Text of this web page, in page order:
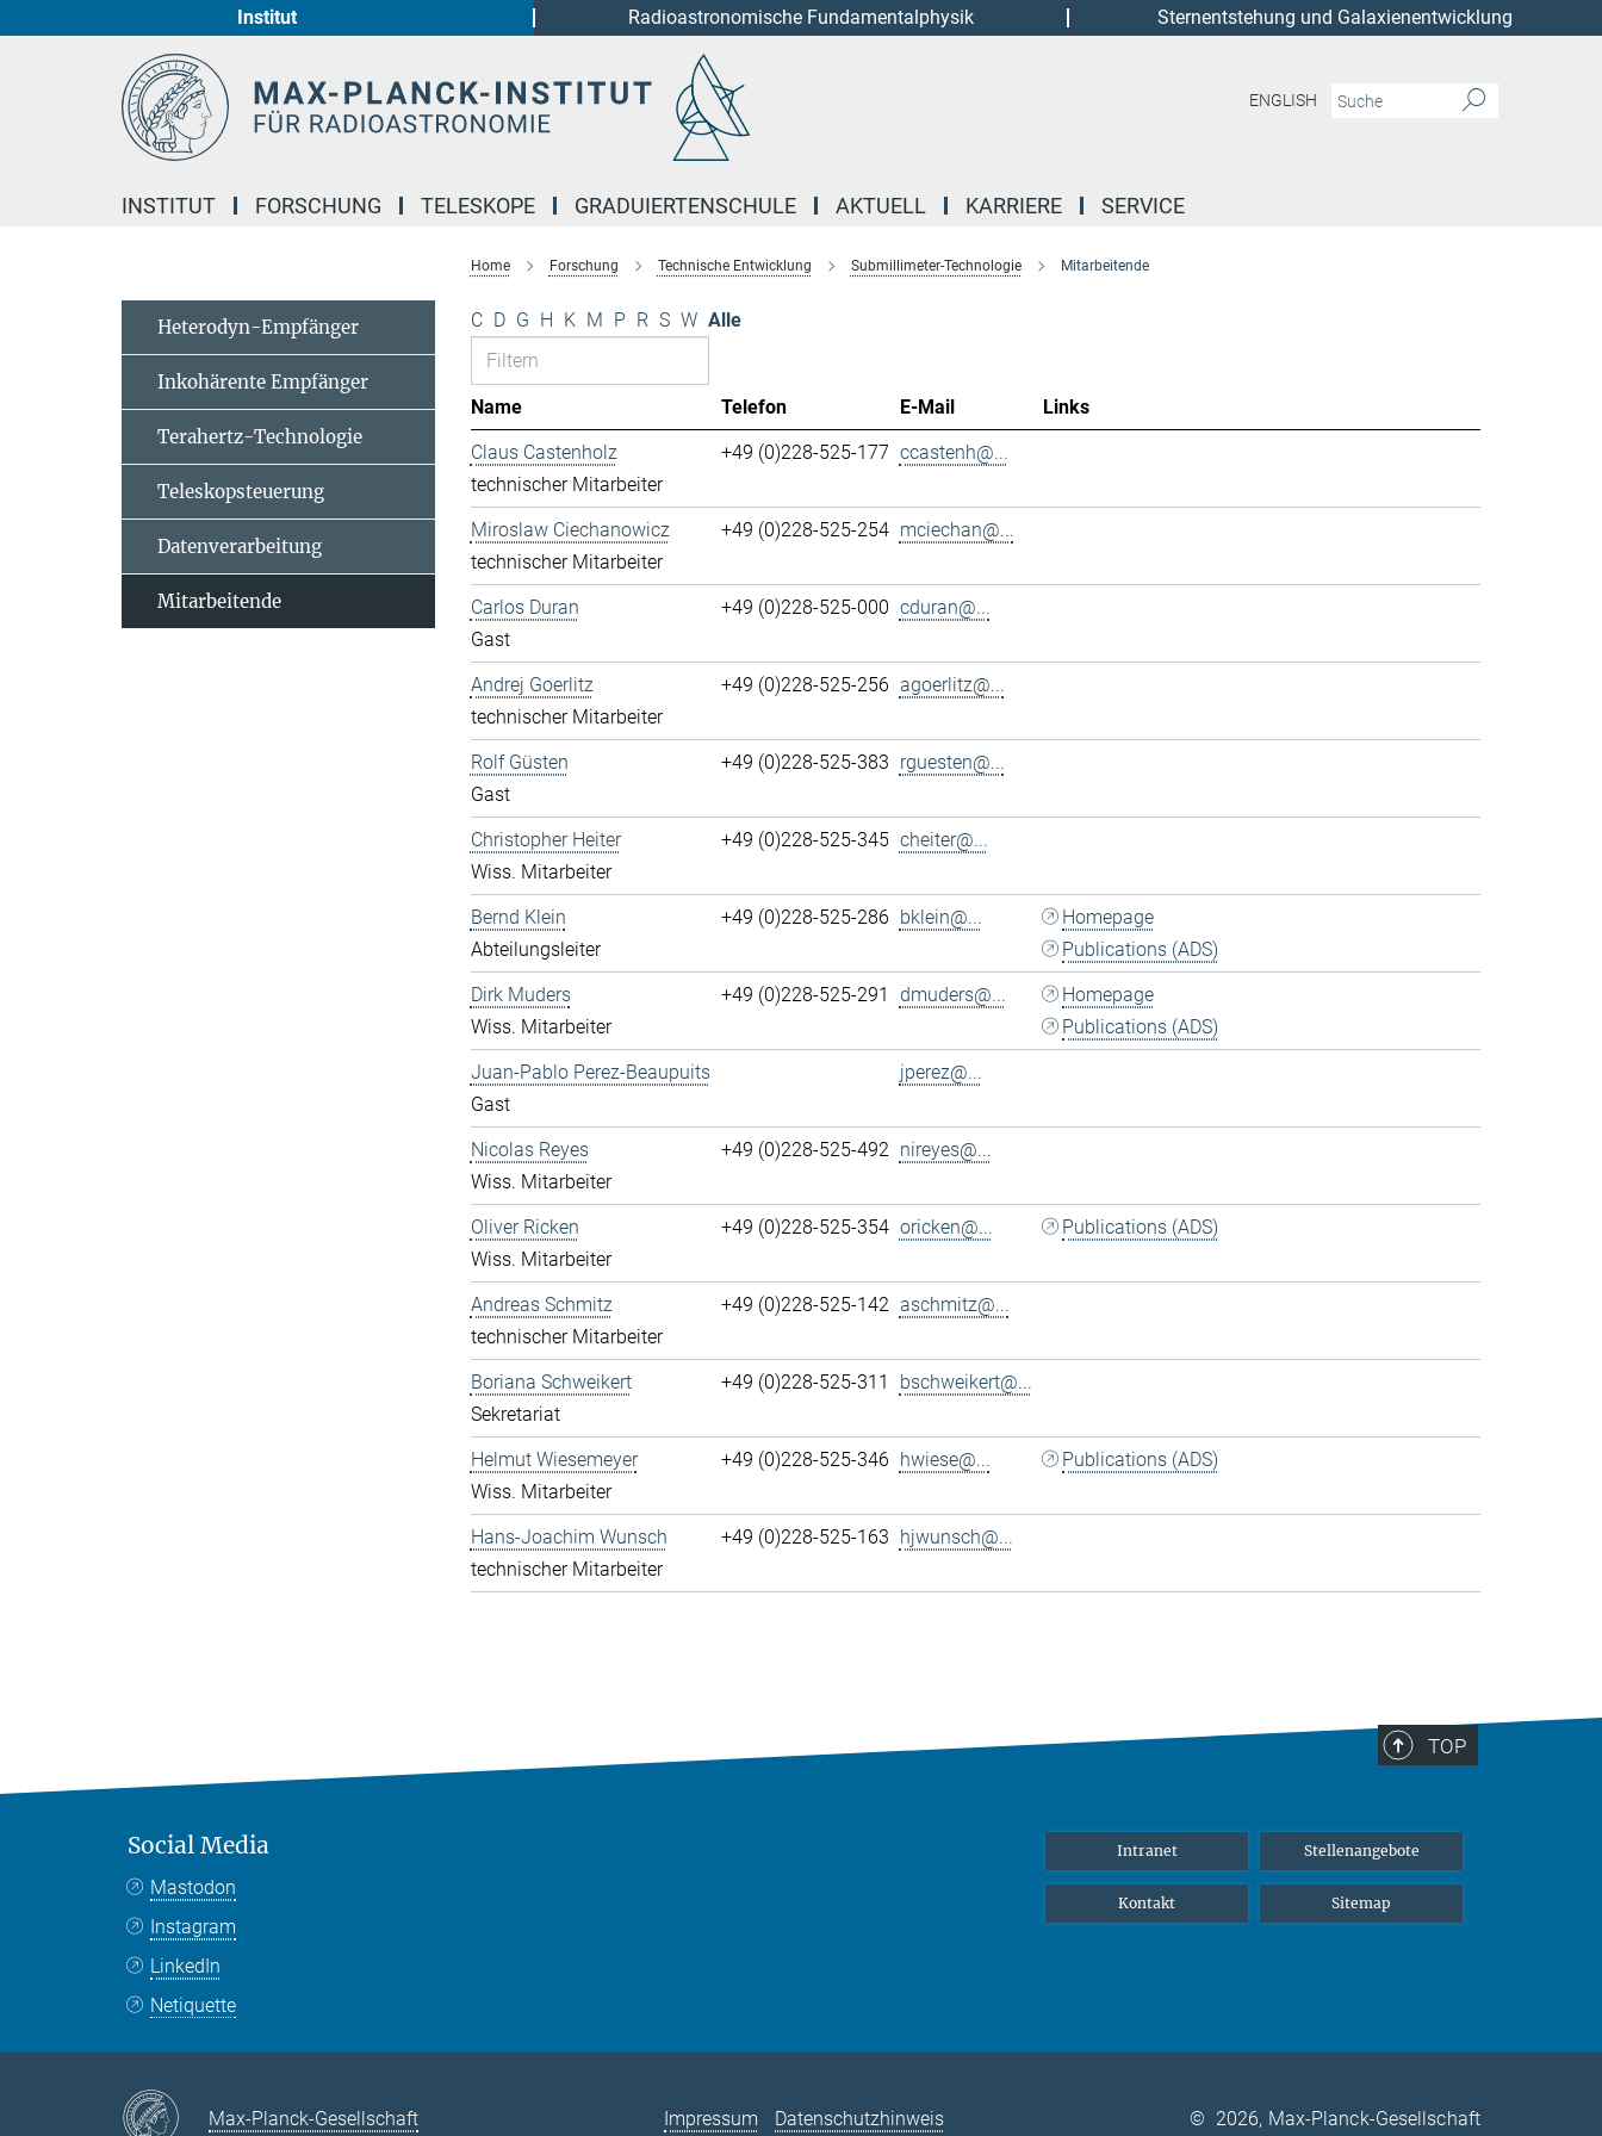
Institut Radioastronomische Fundamentalphysik Sternentstehung und Galaxienentwicklung
ENGLISH
INSTITUT FORSCHUNG TELESKOPE GRADUIERTENSCHULE AKTUELL KARRIERE SERVICE
Home Forschung Technische Entwicklung Submillimeter-Technologie Mitarbeitende
C D G H K M P R S W Alle
Name Telefon E-Mail
Links
Claus Castenholz
technischer Mitarbeiter
+49 (0)228-525-177 ccastenh@...
Miroslaw Ciechanowicz
technischer Mitarbeiter
+49 (0)228-525-254 mciechan@...
Carlos Duran
Gast
+49 (0)228-525-000 cduran@...
Andrej Goerlitz
technischer Mitarbeiter
+49 (0)228-525-256 agoerlitz@...
Rolf Güsten
Gast
+49 (0)228-525-383 rguesten@...
Christopher Heiter
Wiss. Mitarbeiter
+49 (0)228-525-345 cheiter@...
Bernd Klein
Abteilungsleiter
+49 (0)228-525-286 bklein@...
Homepage
Publications (ADS)
Dirk Muders
Wiss. Mitarbeiter
+49 (0)228-525-291 dmuders@...
Homepage
Publications (ADS)
Juan-Pablo Perez-Beaupuits
Gast
jperez@...
Nicolas Reyes
Wiss. Mitarbeiter
+49 (0)228-525-492 nireyes@...
Oliver Ricken
Wiss. Mitarbeiter
+49 (0)228-525-354 oricken@... Publications (ADS)
Andreas Schmitz
technischer Mitarbeiter
+49 (0)228-525-142 aschmitz@...
Boriana Schweikert
Sekretariat
+49 (0)228-525-311 bschweikert@...
Helmut Wiesemeyer
Wiss. Mitarbeiter
+49 (0)228-525-346 hwiese@... Publications (ADS)
Hans-Joachim Wunsch
technischer Mitarbeiter
+49 (0)228-525-163 hjwunsch@...
Heterodyn-Empfänger
Inkohärente Empfänger
Terahertz-Technologie
Teleskopsteuerung
Datenverarbeitung
Mitarbeitende
TOP
Social Media
Mastodon
Instagram
LinkedIn
Netiquette
Intranet Stellenangebote
Kontakt Sitemap
Max-Planck-Gesellschaft Impressum Datenschutzhinweis © 2026, Max-Planck-Gesellschaft